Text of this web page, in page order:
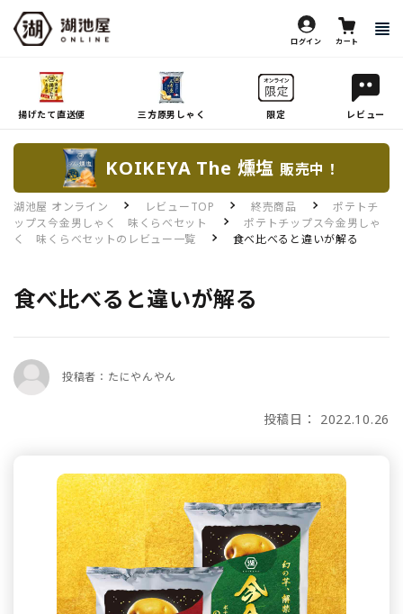
ログイン カート
揚げたて直送便 三方原男しゃく 限定 レビュー
KOIKEYA The 燻塩 販売中！
湖池屋 オンライン レビューTOP 終売商品
ポテトチ
ップス今金男しゃく 味くらべセット
ポテトチップス今金男しゃ
く 味くらべセットのレビュー一覧
食べ比べると違いが解る
食べ比べると違いが解る
投稿者：たにやんやん
投稿日： 2022.10.26